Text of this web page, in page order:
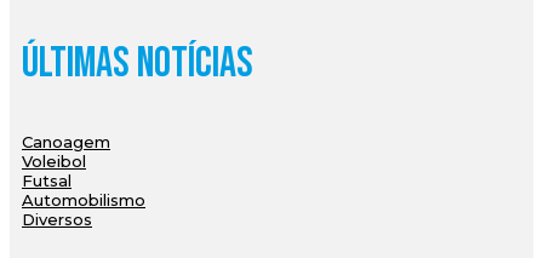
Últimas Notícias
Canoagem
Voleibol
Futsal
Automobilismo
Diversos